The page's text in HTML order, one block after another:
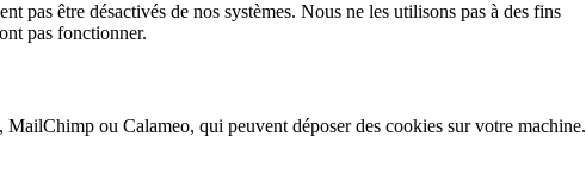
pas être désactivés de nos systèmes. Nous ne les utilisons pas à des fins
pas fonctionner.
ou Calameo, qui peuvent déposer des cookies sur votre machine.